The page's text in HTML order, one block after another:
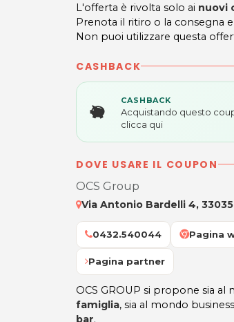
L'offerta è rivolta solo ai nuovi
Prenota il ritiro o la consegna
Non puoi utilizzare questa
CASHBACK
CASHBACK
Acquistando questo
clicca qui
DOVE USARE IL COUPON
OCS Group
Via Antonio Bardelli 4,
0432.540044 Pagina
Pagina partner
OCS GROUP si propone sia
famiglia, sia al mondo
bar.